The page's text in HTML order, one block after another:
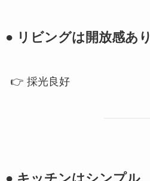
● リビングは開放感あり
👉 採光良好